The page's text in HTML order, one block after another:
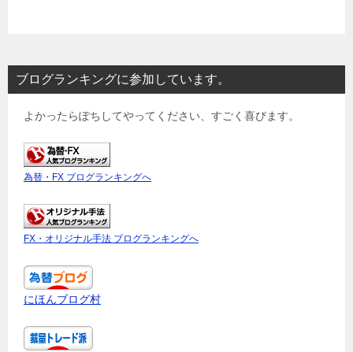
ブログランキングに参加しています。
よかったらぽちしてやってください、すごく喜びます。
為替・FX ブログランキングへ
FX・オリジナル手法 ブログランキングへ
にほんブログ村